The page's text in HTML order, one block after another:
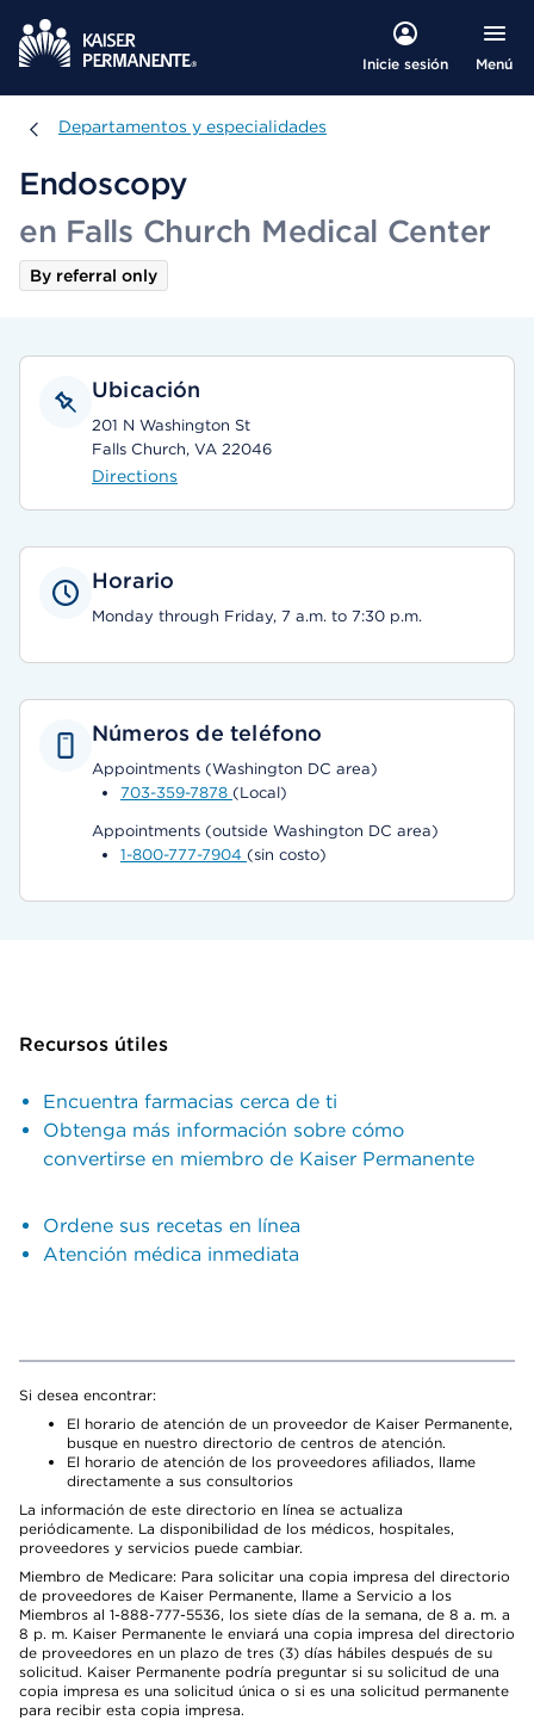
Inicie sesión Menú
Departamentos y especialidades
Departamentos y especialidades
Endoscopy
en Falls Church Medical Center
By referral only
Ubicación
201 N Washington St
Falls Church, VA 22046
Directions
Horario
Monday through Friday, 7 a.m. to 7:30 p.m.
Números de teléfono
Appointments (Washington DC area)
703-359-7878 (Local)
Appointments (outside Washington DC area)
1-800-777-7904 (sin costo)
Recursos útiles
Encuentra farmacias cerca de ti
Obtenga más información sobre cómo
convertirse en miembro de Kaiser Permanente
Ordene sus recetas en línea
Atención médica inmediata
Si desea encontrar:
El horario de atención de un proveedor de Kaiser Permanente,
busque en nuestro directorio de centros de atención.
El horario de atención de los proveedores afiliados, llame
directamente a sus consultorios
La información de este directorio en línea se actualiza
periódicamente. La disponibilidad de los médicos, hospitales,
proveedores y servicios puede cambiar.
Miembro de Medicare: Para solicitar una copia impresa del directorio
de proveedores de Kaiser Permanente, llame a Servicio a los
Miembros al 1-888-777-5536, los siete días de la semana, de 8 a. m. a
8 p. m. Kaiser Permanente le enviará una copia impresa del directorio
de proveedores en un plazo de tres (3) días hábiles después de su
solicitud. Kaiser Permanente podría preguntar si su solicitud de una
copia impresa es una solicitud única o si es una solicitud permanente
para recibir esta copia impresa.